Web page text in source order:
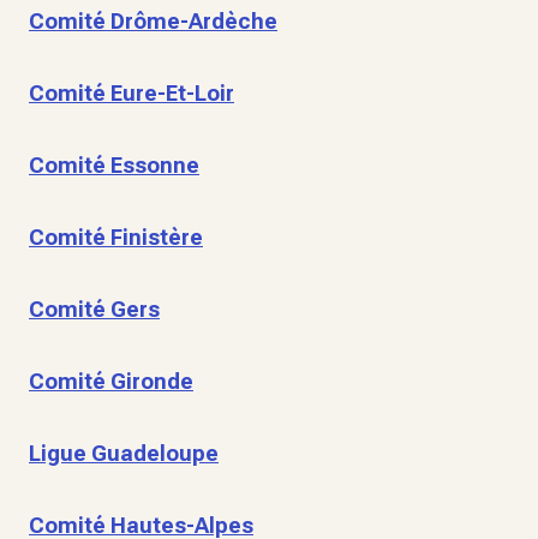
Comité Drôme-Ardèche
Comité Eure-Et-Loir
Comité Essonne
Comité Finistère
Comité Gers
Comité Gironde
Ligue Guadeloupe
Comité Hautes-Alpes